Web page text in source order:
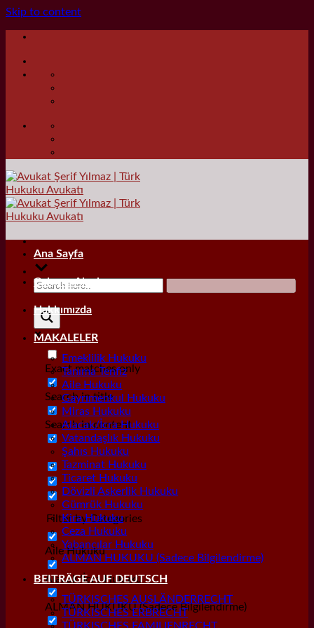
Skip to content
Exact matches only
Search in title
Search in content
Filter by Categories
Aile Hukuku
Alacak/İcra Hukuku
ALMAN HUKUKU (Sadece Bilgilendirme)
Ana Sayfa
Çalışma Alanları
Hakkımızda
MAKALELER
Emeklilik Hukuku
Tanıma Tenfiz
Aile Hukuku
Gayrımenkul Hukuku
Miras Hukuku
Alacak/İcra Hukuku
Vatandaşlık Hukuku
Şahıs Hukuku
Tazminat Hukuku
Ticaret Hukuku
Dövizli Askerlik Hukuku
Gümrük Hukuku
Kira Hukuku
Ceza Hukuku
Yabancılar Hukuku
ALMAN HUKUKU (Sadece Bilgilendirme)
BEITRÄGE AUF DEUTSCH
TÜRKISCHES AUSLÄNDERRECHT
TÜRKISCHES ERBRECHT